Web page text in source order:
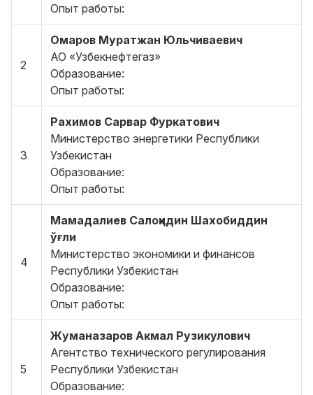
Опыт работы:
2
Омаров Муратжан Юльчиваевич
АО «Узбекнефтегаз»
Образование:
Опыт работы:
3
Рахимов Сарвар Фуркатович
Министерство энергетики Республики
Узбекистан
Образование:
Опыт работы:
4
Мамадалиев Салоҳидин Шахобиддин
ўғли
Министерство экономики и финансов
Республики Узбекистан
Образование:
Опыт работы:
5
Жуманазаров Акмал Рузикулович
Агентство технического регулирования
Республики Узбекистан
Образование: